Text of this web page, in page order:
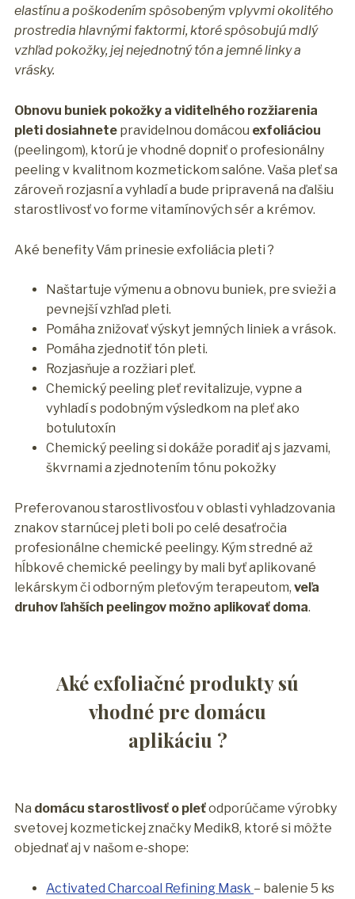
elastínu a poškodením spôsobeným vplyvmi okolitého
prostredia hlavnými faktormi, ktoré spôsobujú mdlý
vzhľad pokožky, jej nejednotný tón a jemné linky a
vrásky.
Obnovu buniek pokožky a viditeľného rozžiarenia
pleti dosiahnete pravidelnou domácou exfoliáciou
(peelingom), ktorú je vhodné dopniť o profesionálny
peeling v kvalitnom kozmetickom salóne. Vaša pleť sa
zároveň rozjasní a vyhladí a bude pripravená na ďalšiu
starostlivosť vo forme vitamínových sér a krémov.
Aké benefity Vám prinesie exfoliácia pleti ?
Naštartuje výmenu a obnovu buniek, pre svieži a
pevnejší vzhľad pleti.
Pomáha znižovať výskyt jemných liniek a vrások.
Pomáha zjednotiť tón pleti.
Rozjasňuje a rozžiari pleť.
Chemický peeling pleť revitalizuje, vypne a
vyhladí s podobným výsledkom na pleť ako
botulutoxín
Chemický peeling si dokáže poradiť aj s jazvami,
škvrnami a zjednotením tónu pokožky
Preferovanou starostlivosťou v oblasti vyhladzovania
znakov starnúcej pleti boli po celé desaťročia
profesionálne chemické peelingy. Kým stredné až
hĺbkové chemické peelingy by mali byť aplikované
lekárskym či odborným pleťovým terapeutom, veľa
druhov ľahších peelingov možno aplikovať doma.
Aké exfoliačné produkty sú
vhodné pre domácu
aplikáciu ?
Na domácu starostlivosť o pleťodporúčame výrobky
svetovej kozmetickej značky Medik8, ktoré si môžte
objednať aj v našom e-shope:
Activated Charcoal Refining Mask – balenie 5 ks